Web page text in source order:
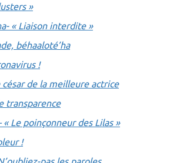
»
« Liaison interdite »
béhaaloté’ha
!
césar de la meilleure actrice
transparence
Le poinçonneur des Lilas »
!